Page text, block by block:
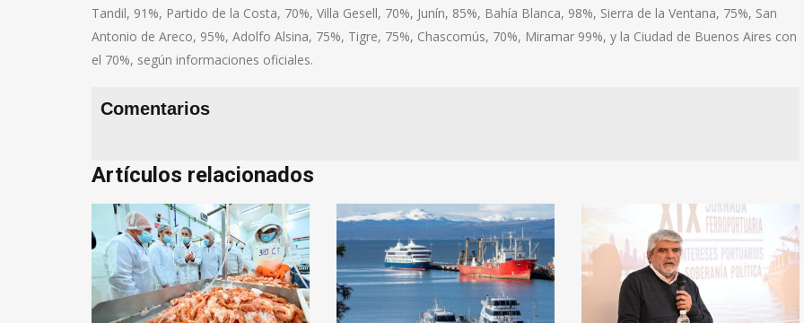
Tandil, 91%, Partido de la Costa, 70%, Villa Gesell, 70%, Junín, 85%, Bahía Blanca, 98%, Sierra de la Ventana, 75%, San
Antonio de Areco, 95%, Adolfo Alsina, 75%, Tigre, 75%, Chascomús, 70%, Miramar 99%, y la Ciudad de Buenos Aires con
el 70%, según informaciones oficiales.
Comentarios
Artículos relacionados